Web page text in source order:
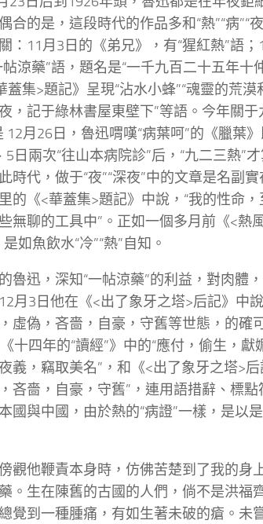
合的是，這段時代的作品多和“熱”“病”“
：11月3日的《弟兄》，有“猩紅熱”語
帖涼藥”語，題名是“一千九百二十五年十
蓋集>題記》呈現“沾水小蜂”“魂靈的荒
，記于綠林書屋東壁下”等語。今年關
12月26日，魯迅喟嘆“病葉呵”的《臘葉
5日兩次“往山本病院診”后，“九二三熱”
時代，做于“夜”“深夜”中的文章是名副
的《<華蓋集>題記》中說，“我的性命
無聊的工具中”。正如一個多月前《<熱
如魚飲水“冷”“熱”自知。
魯迅，深知“一帖涼藥”的利益，對肉體
月3日他在《<出了象牙之塔>后記》中
虛偽，吝嗇，自豪，守舊等世態，的確
十四年的“讀經”》中的“應付，偷生，
義，竊取美名”，和《<出了象牙之塔>
吝嗇，自豪，守舊”，連用語措辭、標
國與中國，由於熱的“病證”一樣，是以
觀他鞭責本身時，仿佛苦楚到了我的身
。生在陳舊的古國的人們，倘不是洪福
覺到一種腫痛，有如生著未破的瘡。未